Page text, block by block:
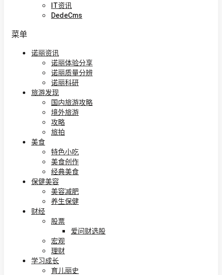
IT资讯
DedeCms
菜单
诺丽资讯
诺丽体验分享
诺丽质量分辨
诺丽科研
旅游发现
国内旅游攻略
境外旅游
攻略
旅拍
美食
特色小吃
美食创作
经典美食
保健美容
美容减肥
养生保健
财经
股票
爱问财选股
宏观
理财
学习成长
育儿丽史